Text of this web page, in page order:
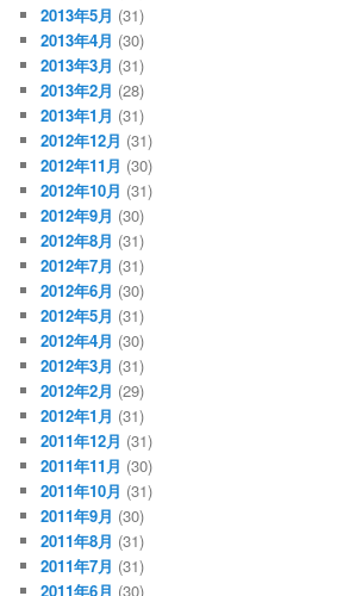
2013年5月 (31)
2013年4月 (30)
2013年3月 (31)
2013年2月 (28)
2013年1月 (31)
2012年12月 (31)
2012年11月 (30)
2012年10月 (31)
2012年9月 (30)
2012年8月 (31)
2012年7月 (31)
2012年6月 (30)
2012年5月 (31)
2012年4月 (30)
2012年3月 (31)
2012年2月 (29)
2012年1月 (31)
2011年12月 (31)
2011年11月 (30)
2011年10月 (31)
2011年9月 (30)
2011年8月 (31)
2011年7月 (31)
2011年6月 (30)